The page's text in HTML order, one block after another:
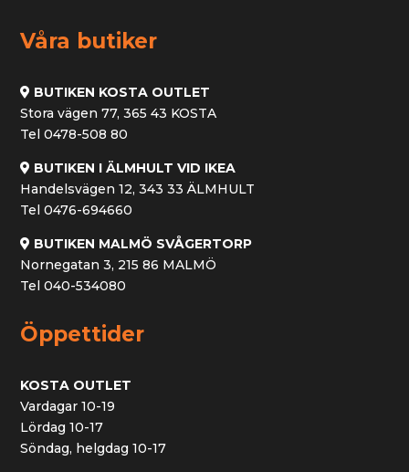
Våra butiker
BUTIKEN KOSTA OUTLET
Stora vägen 77, 365 43 KOSTA
Tel 0478-508 80
BUTIKEN I ÄLMHULT VID IKEA
Handelsvägen 12, 343 33 ÄLMHULT
Tel 0476-694660
BUTIKEN MALMÖ SVÅGERTORP
Nornegatan 3, 215 86 MALMÖ
Tel 040-534080
Öppettider
KOSTA OUTLET
Vardagar 10-19
Lördag 10-17
Söndag, helgdag 10-17